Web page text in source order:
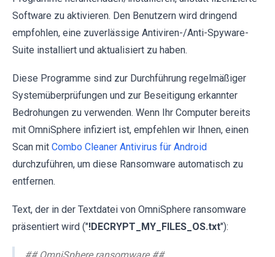
Software zu aktivieren. Den Benutzern wird dringend
empfohlen, eine zuverlässige Antiviren-/Anti-Spyware-
Suite installiert und aktualisiert zu haben.
Diese Programme sind zur Durchführung regelmäßiger
Systemüberprüfungen und zur Beseitigung erkannter
Bedrohungen zu verwenden. Wenn Ihr Computer bereits
mit OmniSphere infiziert ist, empfehlen wir Ihnen, einen
Scan mit Combo Cleaner Antivirus für Android
durchzuführen, um diese Ransomware automatisch zu
entfernen.
Text, der in der Textdatei von OmniSphere ransomware
präsentiert wird ("!DECRYPT_MY_FILES_OS.txt"):